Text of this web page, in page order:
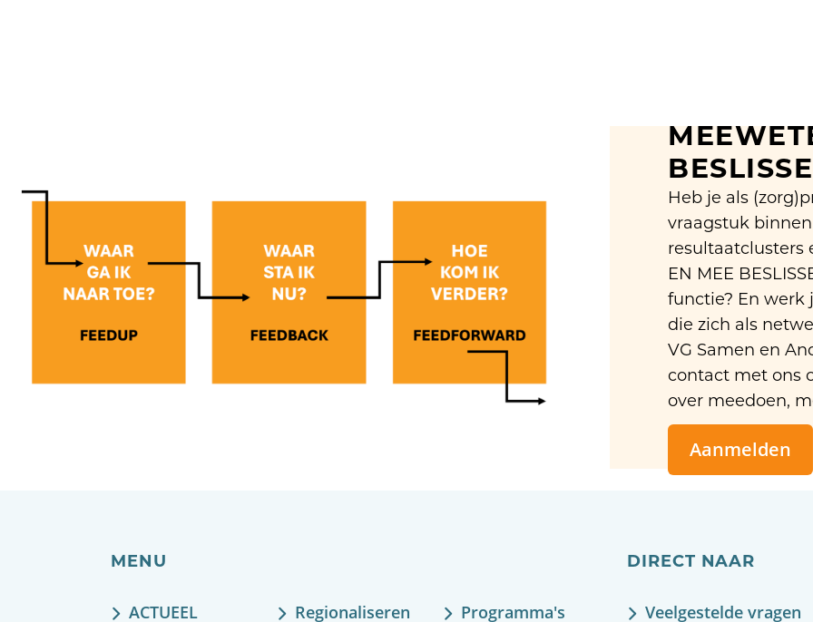
Heb je als
vraagstuk
resultaatclusters
EN MEE
functie? En werk
die zich als
VG Samen en
contact met ons
over meedoen,
Aanmelden
MENU
ACTUEEL Regionaliseren Programma's
DIRECT NAAR
Veelgestelde vragen